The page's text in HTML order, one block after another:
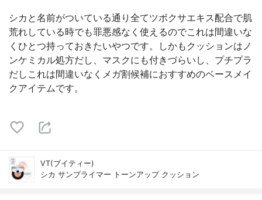
シカと名前がついている通り全てツボクサエキス配合で肌
荒れしている時でも罪悪感なく使えるのでこれは間違いな
くひとつ持っておきたいやつです。しかもクッションはノ
ンケミカル処方だし、マスクにも付きづらいし、プチプラ
だしこれは間違いなくメガ割候補におすすめのベースメイ
クアイテムです。
VT(ブイティー)
シカ サンプライマー トーンアップ クッション